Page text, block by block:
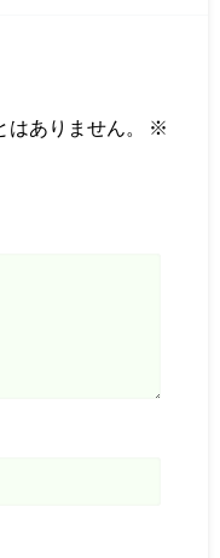
ありません。
※